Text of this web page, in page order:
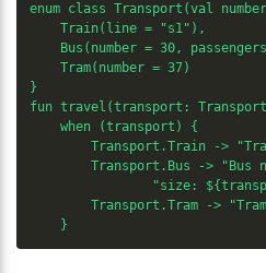
enum class Transport(val
    Train(line = "s1"),
Bus(number = 30,
    Tram(number = 37)
}
fun travel(transport:
    when (transport) {
Transport.Train ->
Transport.Bus -> "Bus
"size:
Transport.Tram ->
    }